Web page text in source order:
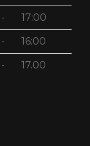
- 17:00
- 16:00
- 17.00